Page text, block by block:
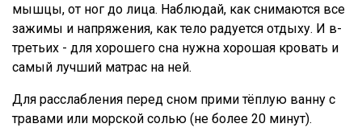
мышцы, от ног до лица. Наблюдай, как снимаются все
зажимы и напряжения, как тело радуется отдыху. И в-
третьих - для хорошего сна нужна хорошая кровать и
самый лучший матрас на ней.
Для расслабления перед сном прими тёплую ванну с
травами или морской солью (не более 20 минут).